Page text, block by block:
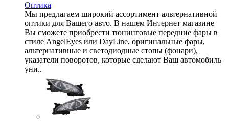
Оптика
Мы предлагаем широкий ассортимент альтернативной
оптики для Вашего авто. В нашем Интернет магазине
Вы сможете приобрести тюнинговые передние фары в
стиле AngelEyes или DayLine, оригинальные фары,
альтернативные и светодиодные стопы (фонари),
указатели поворотов, которые сделают Ваш автомобиль
уни..